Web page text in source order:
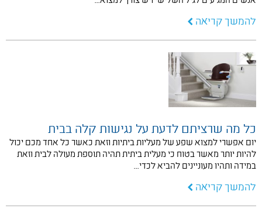
להמשך קריאה
כל מה שרציתם לדעת על נגישות קלה בבית
יום אפשרי למצוא שפע של מעליות ביתיות וזאת כאשר כל אחד מכם יכול
להיות יותר מאשר בטוח כי מעלית ביתית תהיה תוספת מעולה לבית וזאת
במידה ותהיו מעוניינים להביא לכדי…
להמשך קריאה